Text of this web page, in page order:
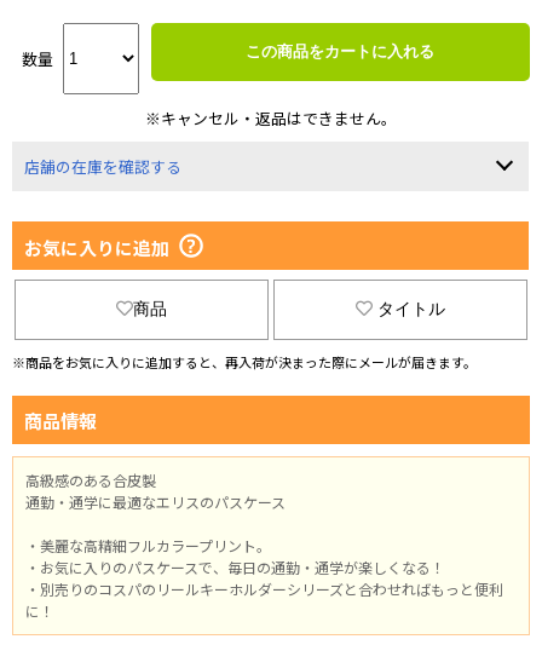
数量 この商品をカートに入れる
※キャンセル・返品はできません。
店舗の在庫を確認する
お気に入りに追加
商品 タイトル
※商品をお気に入りに追加すると、再入荷が決まった際にメールが届きます。
商品情報
高級感のある合皮製
通勤・通学に最適なエリスのパスケース
・美麗な高精細フルカラープリント。
・お気に入りのパスケースで、毎日の通勤・通学が楽しくなる！
・別売りのコスパのリールキーホルダーシリーズと合わせればもっと便利
に！